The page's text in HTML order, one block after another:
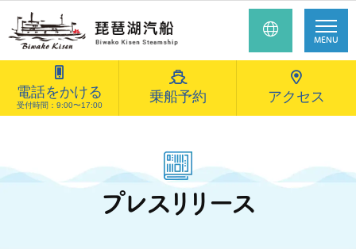
MENU
電話をかける
受付時間：9:00〜17:00
乗船予約 アクセス
プレスリリース